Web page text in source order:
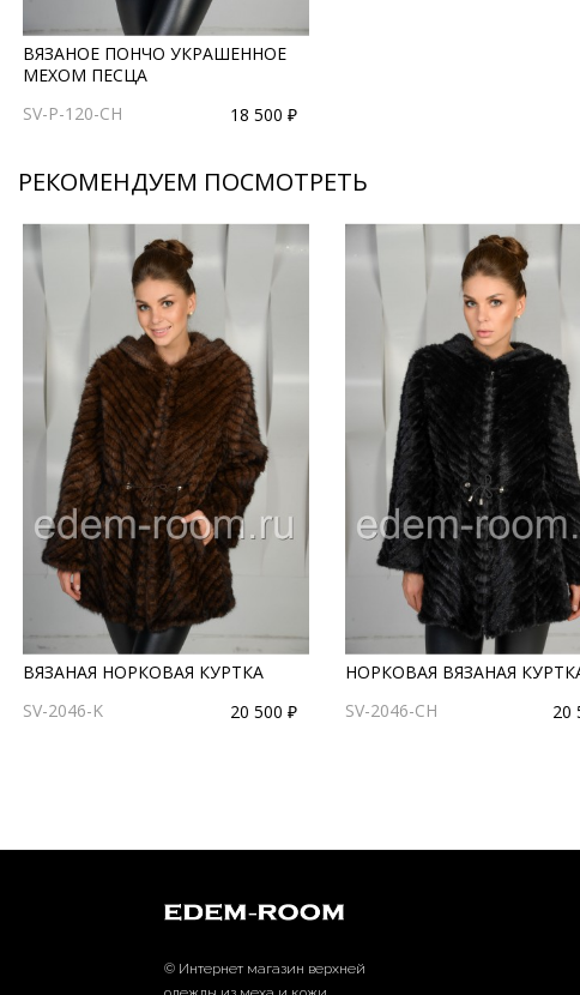
ВЯЗАНОЕ ПОНЧО УКРАШЕННОЕ
МЕХОМ ПЕСЦА
SV-P-120-CH
18 500 ₽
РЕКОМЕНДУЕМ ПОСМОТРЕТЬ
ВЯЗАНАЯ НОРКОВАЯ КУРТКА
SV-2046-K
20 500 ₽
НОРКОВАЯ ВЯЗАНАЯ
SV-2046-CH
20
© Интернет магазин верхней